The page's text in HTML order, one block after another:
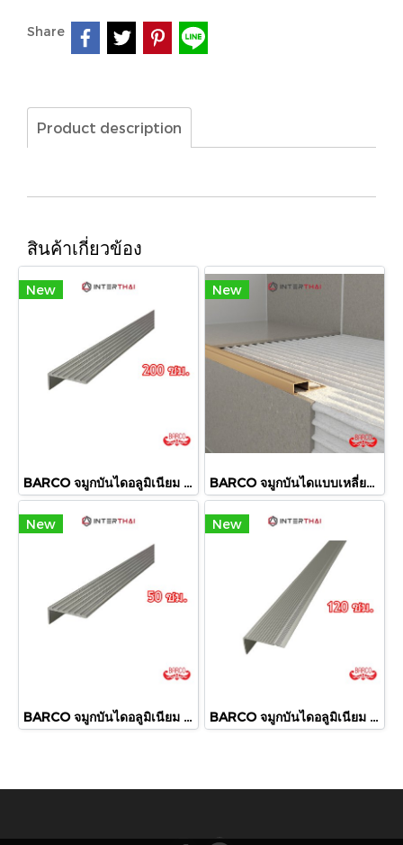
Share
Product description
สินค้าเกี่ยวข้อง
New
BARCO จมูกบันไดอลูมิเนียม 6 ร่อง 35x15 มิล ยาว 200 ซม.
New
BARCO จมูกบันไดแบบเหลี่ยม ยาว 200 ซม.
New
BARCO จมูกบันไดอลูมิเนียม 6 ร่อง 35x15 มิล ยาว 50 ซม.
New
BARCO จมูกบันไดอลูมิเนียม 10 ร่อง สีชุบขาว ยาว 120 ซม.